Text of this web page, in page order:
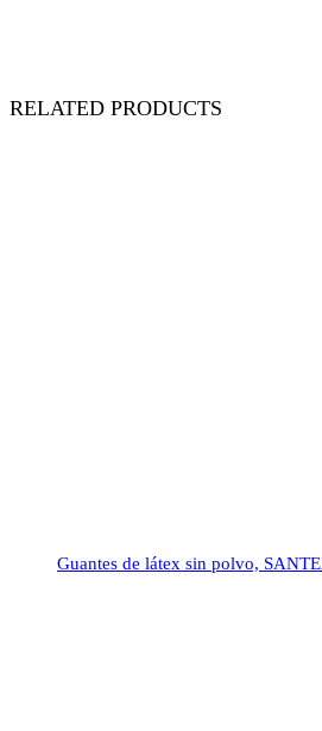
RELATED PRODUCTS
Guantes de látex sin polvo,